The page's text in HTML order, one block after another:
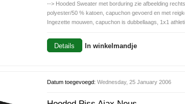
--> Hooded Sweater met borduring zie afbeelding
polyester/50 % katoen, capuchon gevoerd en met
Ingezette mouwen, capuchon is dubbellaags, 1x1
Details In winkelmandje
Datum toegevoegd: Wednesday, 25 January 2006